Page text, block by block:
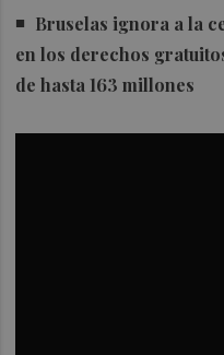
Bruselas ignora a la
en los derechos
de hasta 163 millones